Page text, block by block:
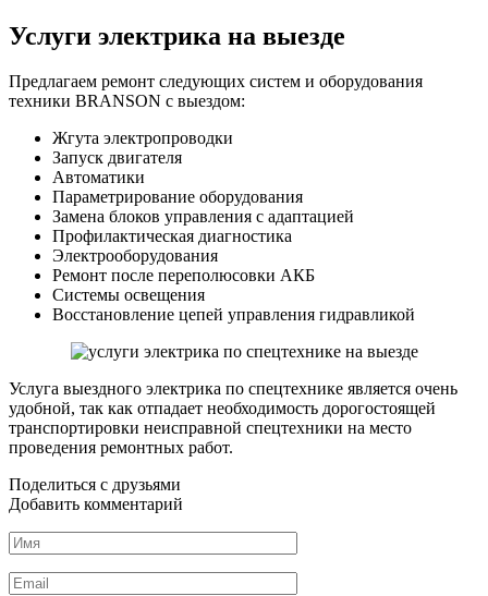
Услуги электрика на выезде
Предлагаем ремонт следующих систем и оборудования
техники BRANSON с выездом:
Жгута электропроводки
Запуск двигателя
Автоматики
Параметрирование оборудования
Замена блоков управления с адаптацией
Профилактическая диагностика
Электрооборудования
Ремонт после переполюсовки АКБ
Системы освещения
Восстановление цепей управления гидравликой
Услуга выездного электрика по спецтехнике является очень
удобной, так как отпадает необходимость дорогостоящей
транспортировки неисправной спецтехники на место
проведения ремонтных работ.
Поделиться с друзьями
Добавить комментарий
Имя
*
Email